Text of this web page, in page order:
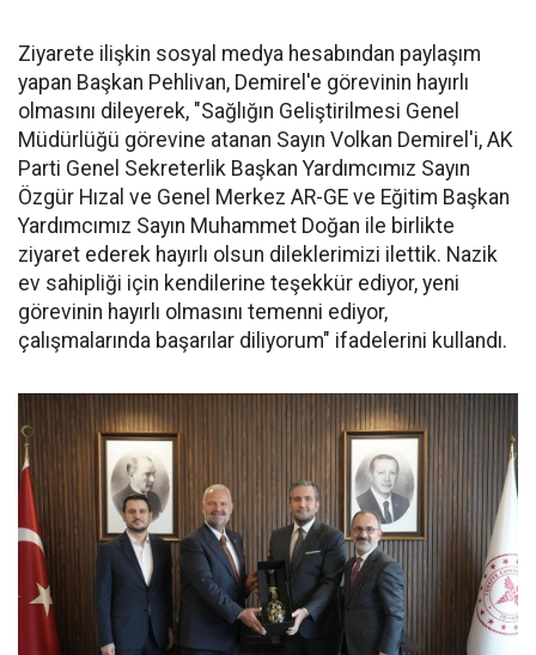
Ziyarete ilişkin sosyal medya hesabından paylaşım
yapan Başkan Pehlivan, Demirel'e görevinin hayırlı
olmasını dileyerek, "Sağlığın Geliştirilmesi Genel
Müdürlüğü görevine atanan Sayın Volkan Demirel'i, AK
Parti Genel Sekreterlik Başkan Yardımcımız Sayın
Özgür Hızal ve Genel Merkez AR-GE ve Eğitim Başkan
Yardımcımız Sayın Muhammet Doğan ile birlikte
ziyaret ederek hayırlı olsun dileklerimizi ilettik. Nazik
ev sahipliği için kendilerine teşekkür ediyor, yeni
görevinin hayırlı olmasını temenni ediyor,
çalışmalarında başarılar diliyorum" ifadelerini kullandı.